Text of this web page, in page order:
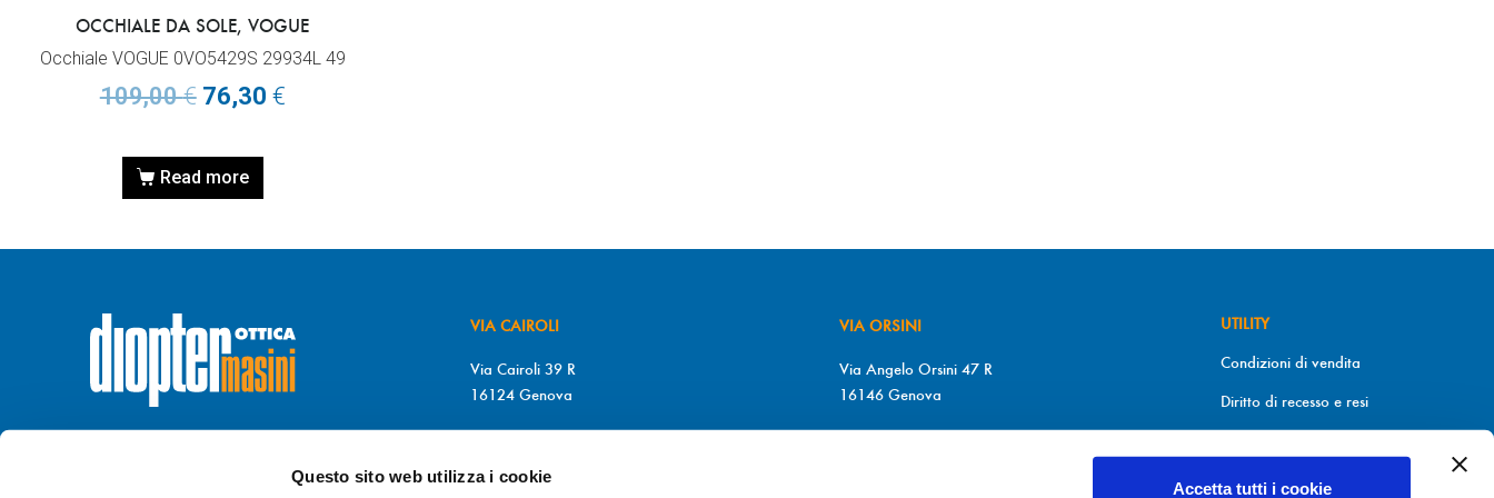
Questo sito web utilizza i cookie
Accetta tutti i cookie
OCCHIALE DA SOLE, VOGUE
Occhiale VOGUE 0VO5429S 29934L 49
109,00€ 76,30 €
Read more
VIA CAIROLI
Via Cairoli 39 R
16124 Genova
VIA ORSINI
Via Angelo Orsini 47 R
16146 Genova
UTILITY
Condizioni di vendita
Diritto di recesso e resi
Informativa sui cookies